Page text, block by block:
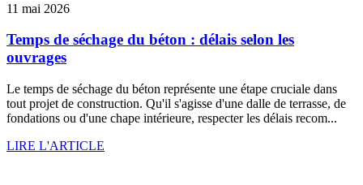
11 mai 2026
Temps de séchage du béton : délais selon les
ouvrages
Le temps de séchage du béton représente une étape cruciale dans
tout projet de construction. Qu'il s'agisse d'une dalle de terrasse, de
fondations ou d'une chape intérieure, respecter les délais recom...
LIRE L'ARTICLE